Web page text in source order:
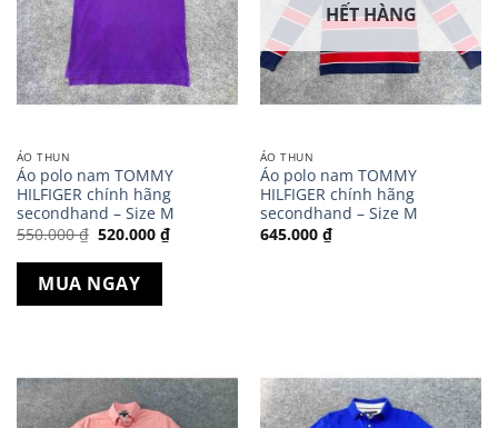
ÁO THUN
Áo polo nam TOMMY
HILFIGER chính hãng
secondhand – Size M
550.000₫ Giá
gốc
là:
550.000 ₫.
520.000 ₫Giá
hiện
MUA NGAY
HẾT HÀNG
ÁO THUN
Áo polo nam TOMMY
HILFIGER chính hãng
secondhand – Size M
645.000 ₫